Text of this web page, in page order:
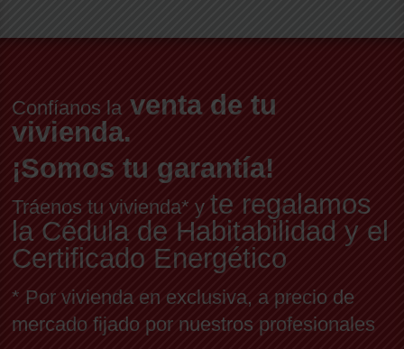
Confíanos la venta de tu
vivienda.
¡Somos tu garantía!
Tráenos tu vivienda* yte regalamos
la Cédula de Habitabilidad y el
Certificado Energético
* Por vivienda en exclusiva, a precio de
mercado fijado por nuestros profesionales